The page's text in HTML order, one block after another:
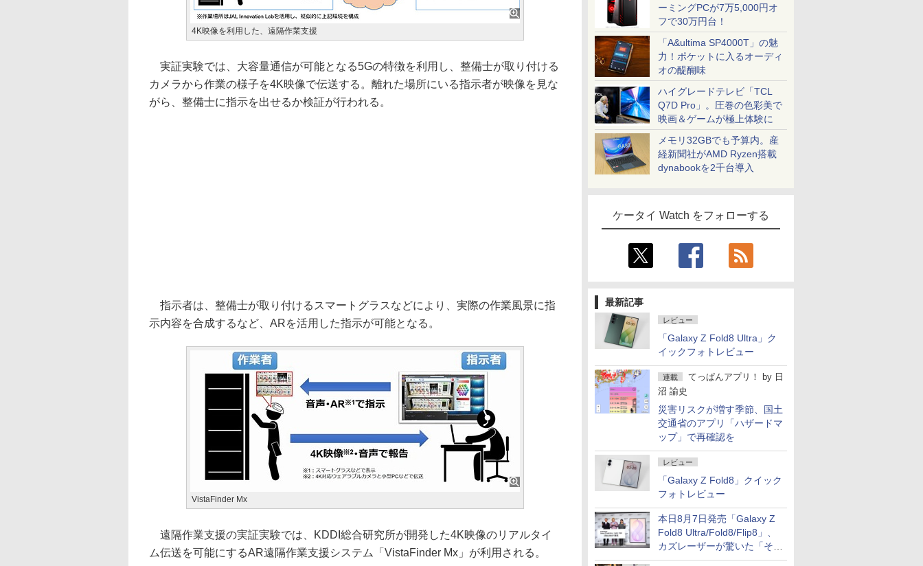
ーミングPCが7万5,000円オ
フで30万円台！
「A&ultima SP4000T」の魅
力！ポケットに入るオーディ
オの醍醐味
ハイグレードテレビ「TCL
Q7D Pro」。圧巻の色彩美で
映画＆ゲームが極上体験に
メモリ32GBでも予算内。産
経新聞社がAMD Ryzen搭載
dynabookを2千台導入
ケータイ Watch をフォローする
最新記事
レビュー
「Galaxy Z Fold8 Ultra」ク
イックフォトレビュー
連載 てっぱんアプリ！ by 日
沼 諭史
災害リスクが増す季節、国土
交通省のアプリ「ハザードマ
ップ」で再確認を
レビュー
「Galaxy Z Fold8」クイック
フォトレビュー
本日8月7日発売「Galaxy Z
Fold8 Ultra/Fold8/Flip8」、
カズレーザーが驚いた「そば
屋のメニュー並みの薄さ」
4K映像を利用した、遠隔作業支援
実証実験では、大容量通信が可能となる5Gの特徴を利用し、整備士が取り付ける
カメラから作業の様子を4K映像で伝送する。離れた場所にいる指示者が映像を見な
がら、整備士に指示を出せるか検証が行われる。
指示者は、整備士が取り付けるスマートグラスなどにより、実際の作業風景に指
示内容を合成するなど、ARを活用した指示が可能となる。
VistaFinder Mx
遠隔作業支援の実証実験では、KDDI総合研究所が開発した4K映像のリアルタイ
ム伝送を可能にするAR遠隔作業支援システム「VistaFinder Mx」が利用される。